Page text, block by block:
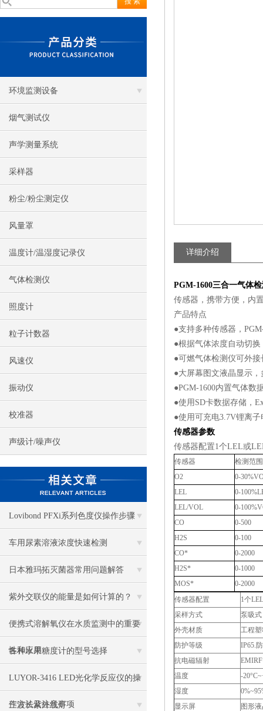
环境监测设备
烟气测试仪
声学测量系统
采样器
粉尘/粉尘测定仪
风量罩
温度计/温湿度记录仪
气体检测仪
照度计
粒子计数器
风速仪
振动仪
校准器
声级计/噪声仪
Lovibond PFXi系列色度仪操作步骤
车用尿素溶液浓度快速检测
日本雅玛拓灭菌器常用问题解答
紫外交联仪的能量是如何计算的？
便携式溶解氧仪在水质监测中的重要
性和应用
各种水果糖度计的型号选择
LUYOR-3416 LED光化学反应仪的操
作方法及注意事项
三波长紫外线灯
详细介绍
PGM-1600三合一气体
传感器，携带方便，内
产品特点
●支持多种传感器，
●根据气体浓度自动切
●可燃气体检测仪可外
●大屏幕图文液晶显示
●PGM-1600内置气体数
●使用SD卡数据存储，
●使用可充电3.7V锂离
传感器参数
传感器配置1个LEL或
传感器
检测范围
O2
0-
LEL
0-
LEL/VOL
0-
CO
0-500
H2S
0-100
CO*
0-2000
H2S*
0-1000
MOS*
0-2000
传感器配置
1个
采样方式
泵吸式
外壳材质
工程
防护等级
IP65.
抗电磁辐射
EMIRF
温度
-
湿度
显示屏
图形